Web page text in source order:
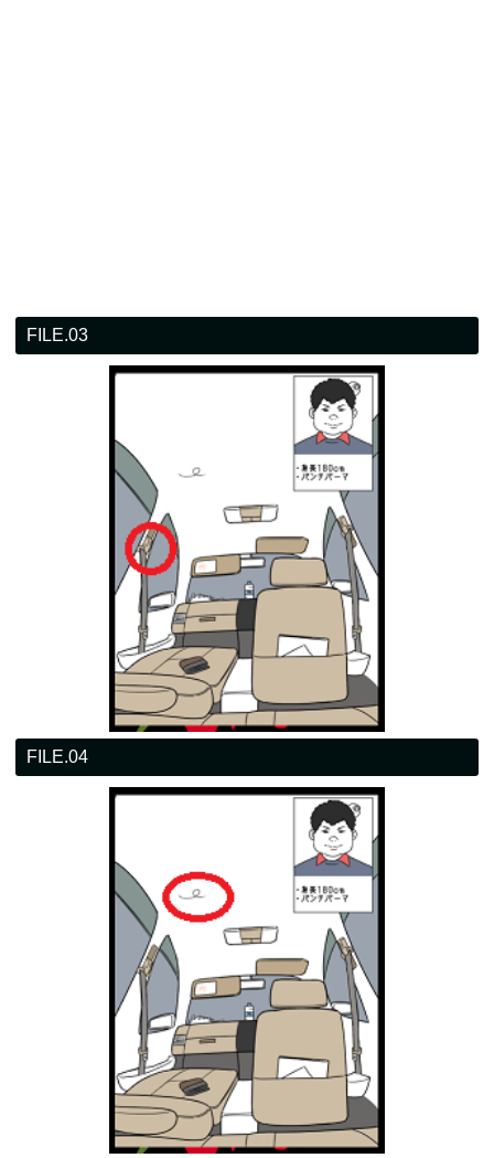
FILE.03
FILE.04